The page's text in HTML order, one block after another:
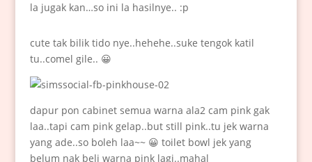
la jugak kan…so ini la hasilnye.. :p
cute tak bilik tido nye..hehehe..suke tengok katil
tu..comel gile.. 😀
dapur pon cabinet semua warna ala2 cam pink gak
laa..tapi cam pink gelap..but still pink..tu jek warna
yang ade..so boleh laa~~ 😀 toilet bowl jek yang
belum nak beli warna pink lagi..mahal